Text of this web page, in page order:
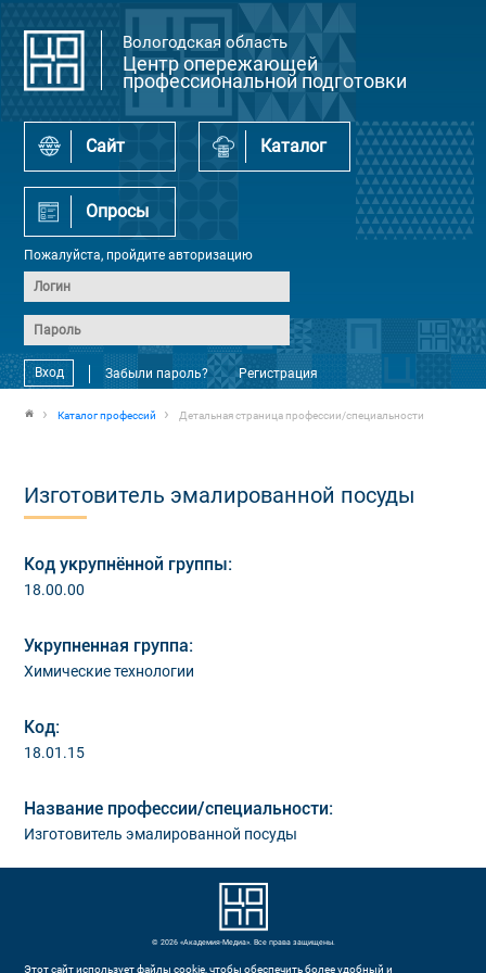
Вологодская область
Центр опережающей
профессиональной подготовки
Сайт Каталог
Опросы
Пожалуйста, пройдите авторизацию
Вход Забыли пароль? Регистрация
Каталог профессий Детальная страница профессии/специальности
Изготовитель эмалированной посуды
Код укрупнённой группы:
18.00.00
Укрупненная группа:
Химические технологии
Код:
18.01.15
Название профессии/специальности:
Изготовитель эмалированной посуды
© 2026 «Академия-Медиа». Все права защищены.
Этот сайт использует файлы cookie, чтобы обеспечить более удобный и